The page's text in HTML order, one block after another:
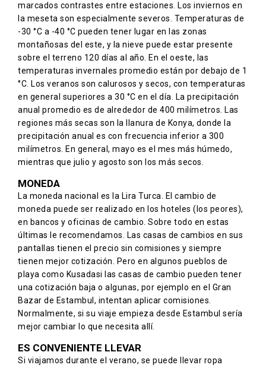
marcados contrastes entre estaciones. Los inviernos en
la meseta son especialmente severos. Temperaturas de
-30 °C a -40 °C pueden tener lugar en las zonas
montañosas del este, y la nieve puede estar presente
sobre el terreno 120 días al año. En el oeste, las
temperaturas invernales promedio están por debajo de 1
°C. Los veranos son calurosos y secos, con temperaturas
en general superiores a 30 °C en el día. La precipitación
anual promedio es de alrededor de 400 milímetros. Las
regiones más secas son la llanura de Konya, donde la
precipitación anual es con frecuencia inferior a 300
milímetros. En general, mayo es el mes más húmedo,
mientras que julio y agosto son los más secos.
MONEDA
La moneda nacional es la Lira Turca. El cambio de
moneda puede ser realizado en los hoteles (los peores),
en bancos y oficinas de cambio. Sobre todo en estas
últimas le recomendamos. Las casas de cambios en sus
pantallas tienen el precio sin comisiones y siempre
tienen mejor cotización. Pero en algunos pueblos de
playa como Kusadasi las casas de cambio pueden tener
una cotización baja o algunas, por ejemplo en el Gran
Bazar de Estambul, intentan aplicar comisiones.
Normalmente, si su viaje empieza desde Estambul sería
mejor cambiar lo que necesita allí.
ES CONVENIENTE LLEVAR
Si viajamos durante el verano, se puede llevar ropa